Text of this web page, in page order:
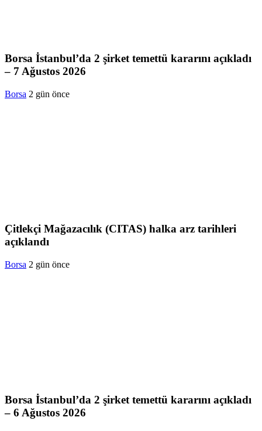
Borsa İstanbul’da 2 şirket temettü kararını açıkladı
– 7 Ağustos 2026
Borsa 2 gün önce
Çitlekçi Mağazacılık (CITAS) halka arz tarihleri
açıklandı
Borsa 2 gün önce
Borsa İstanbul’da 2 şirket temettü kararını açıkladı
– 6 Ağustos 2026